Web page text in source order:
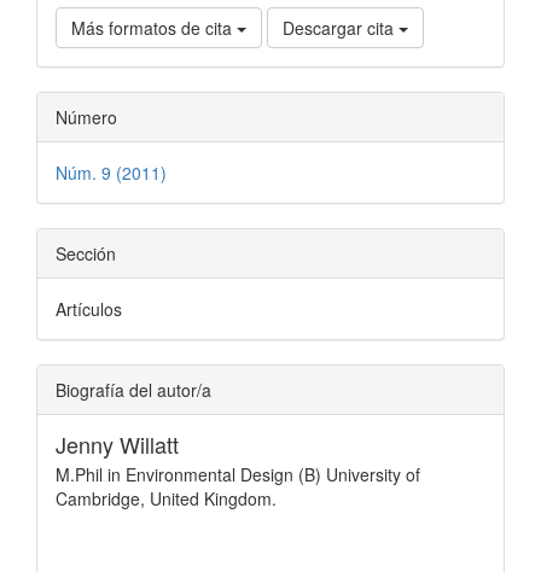
Más formatos de cita Descargar cita
Número
Núm. 9 (2011)
Sección
Artículos
Biografía del autor/a
Jenny Willatt
M.Phil in Environmental Design (B) University of
Cambridge, United Kingdom.